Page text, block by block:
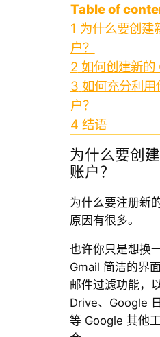
Table of
1 为什么要创建
户？
2 如何创建新的
3 如何充分利
户？
4 结语
为什么要创
账户？
为什么要注册新
原因有很多。
也许你只是想换
Gmail 简洁的界
邮件过滤功能，
Drive、Google
等 Google 其他